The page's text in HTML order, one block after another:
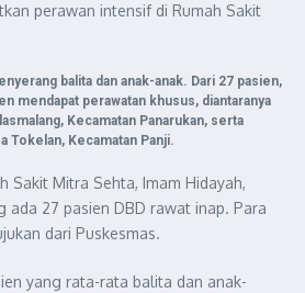
perawan intensif di Rumah Sakit
balita dan anak-anak. Dari 27 pasien,
mendapat perawatan khusus, diantaranya
Kecamatan Panarukan, serta
Tokelan, Kecamatan Panji.
Sakit Mitra Sehta, Imam Hidayah,
ada 27 pasien DBD rawat inap. Para
dari Puskesmas.
yang rata-rata balita dan anak-